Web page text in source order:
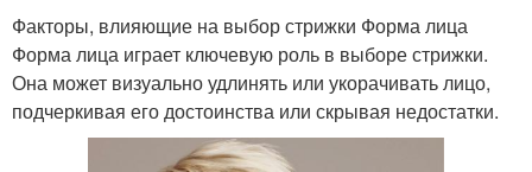
Факторы, влияющие на выбор стрижки Форма лица
Форма лица играет ключевую роль в выборе стрижки.
Она может визуально удлинять или укорачивать лицо,
подчеркивая его достоинства или скрывая недостатки.